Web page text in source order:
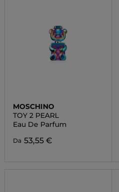
MOSCHINO
TOY 2 PEARL
Eau De Parfum
Da 53,55 €